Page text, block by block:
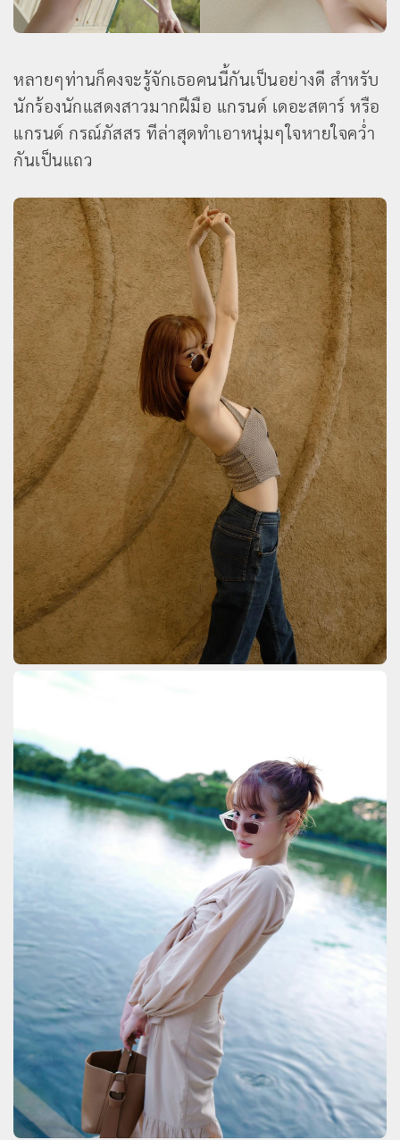
หลายๆท่านก็คงจะรู้จักเธอคนนี้กันเป็นอย่างดี สำหรับ
นักร้องนักแสดงสาวมากฝีมือ แกรนด์ เดอะสตาร์ หรือ
แกรนด์ กรณ์ภัสสร ทีล่าสุดทำเอาหนุ่มๆใจหายใจคว่ำ
กันเป็นแถว